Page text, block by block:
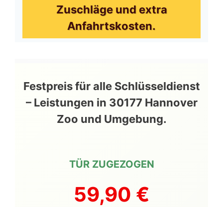
Zuschläge und extra
Anfahrtskosten.
Festpreis für alle Schlüsseldienst
– Leistungen in 30177 Hannover
Zoo und Umgebung.
TÜR ZUGEZOGEN
59,90 €